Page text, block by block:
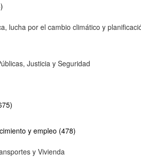
lucha por el cambio climático y
Justicia y Seguridad
y empleo (478)
y Vivienda